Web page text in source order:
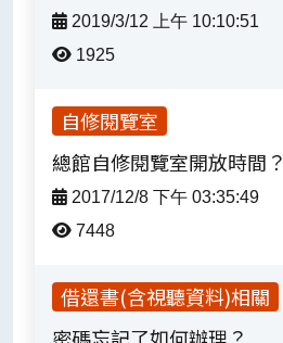
2019/3/12 上午 10:10:51
1925
自修閱覽室
總館自修閱覽室開放時間？
2017/12/8 下午 03:35:49
7448
借還書(含視聽資料)相關